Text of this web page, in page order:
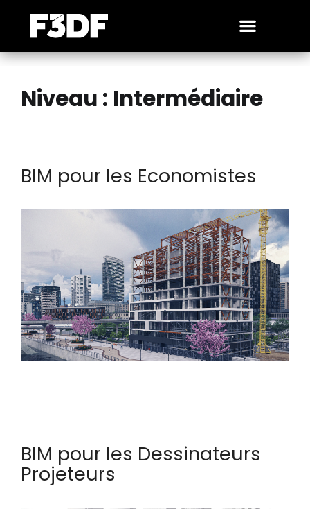
Niveau : Intermédiaire
BIM pour les Economistes
BIM pour les Dessinateurs
Projeteurs